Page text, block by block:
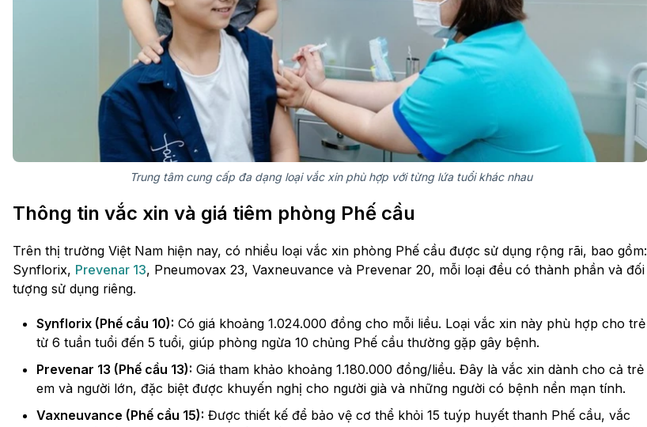
Trung tâm cung cấp đa dạng loại vắc xin phù hợp với từng lứa tuổi khác nhau
Thông tin vắc xin và giá tiêm phòng Phế cầu
Trên thị trường Việt Nam hiện nay, có nhiều loại vắc xin phòng Phế cầu được sử dụng rộng rãi, bao gồm:
Synflorix, Prevenar 13, Pneumovax 23, Vaxneuvance và Prevenar 20, mỗi loại đều có thành phần và đối
tượng sử dụng riêng.
Synflorix (Phế cầu 10): Có giá khoảng 1.024.000 đồng cho mỗi liều. Loại vắc xin này phù hợp cho trẻ
từ 6 tuần tuổi đến 5 tuổi, giúp phòng ngừa 10 chủng Phế cầu thường gặp gây bệnh.
Prevenar 13 (Phế cầu 13): Giá tham khảo khoảng 1.180.000 đồng/liều. Đây là vắc xin dành cho cả trẻ
em và người lớn, đặc biệt được khuyến nghị cho người già và những người có bệnh nền mạn tính.
Vaxneuvance (Phế cầu 15): Được thiết kế để bảo vệ cơ thể khỏi 15 tuýp huyết thanh Phế cầu, vắc